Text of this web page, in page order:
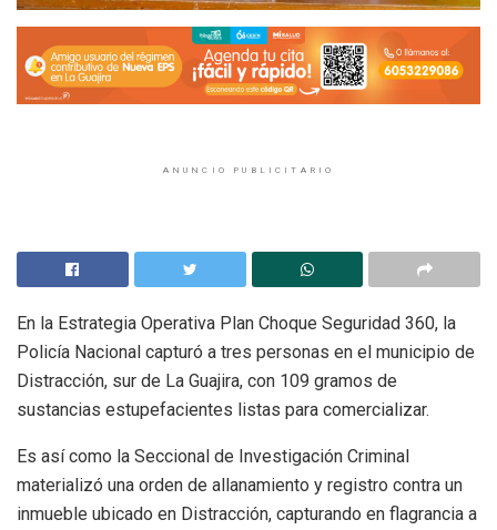
ANUNCIO PUBLICITARIO
En la Estrategia Operativa Plan Choque Seguridad 360, la
Policía Nacional capturó a tres personas en el municipio de
Distracción, sur de La Guajira, con 109 gramos de
sustancias estupefacientes listas para comercializar.
Es así como la Seccional de Investigación Criminal
materializó una orden de allanamiento y registro contra un
inmueble ubicado en Distracción, capturando en flagrancia a